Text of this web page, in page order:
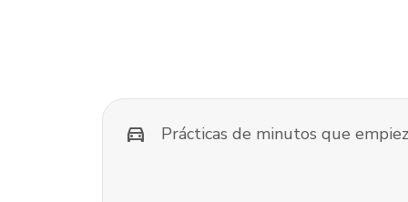
directions_car Prácticas de minutos que